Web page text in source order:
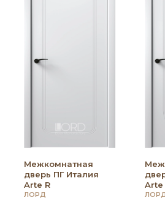
Межкомнатная
дверь ПГ Италия
Arte R
ЛОРД
Arte